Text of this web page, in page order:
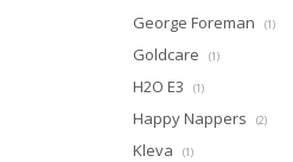
George Foreman (1)
Goldcare (1)
H2O E3 (1)
Happy Nappers (2)
Kleva (1)